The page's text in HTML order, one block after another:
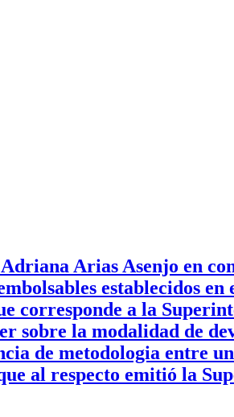
Arias Asenjo en
establecidos
corresponde a la
sobre la modalidad de
de metodologia entre
al respecto emitió la